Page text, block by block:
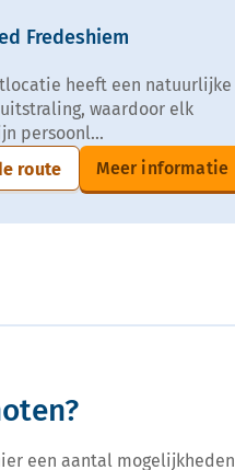
Fredeshiem
heeft een natuurlijke
waardoor elk
persoonl...
route
Meer informatie
een aantal